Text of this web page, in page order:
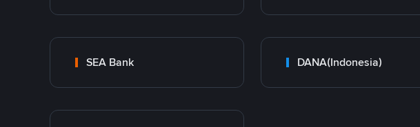
SEA Bank DANA(Indonesia)